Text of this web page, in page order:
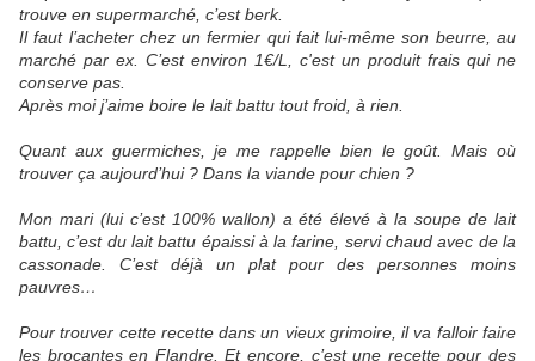
trouve en supermarché, c’est berk.
Il faut l’acheter chez un fermier qui fait lui-même son beurre, au
marché par ex. C’est environ 1€/L, c'est un produit frais qui ne
conserve pas.
Après moi j’aime boire le lait battu tout froid, à rien.
Quant aux guermiches, je me rappelle bien le goût. Mais où
trouver ça aujourd’hui ? Dans la viande pour chien ?
Mon mari (lui c’est 100% wallon) a été élevé à la soupe de lait
battu, c’est du lait battu épaissi à la farine, servi chaud avec de la
cassonade. C’est déjà un plat pour des personnes moins
pauvres…
Pour trouver cette recette dans un vieux grimoire, il va falloir faire
les brocantes en Flandre. Et encore, c’est une recette pour des